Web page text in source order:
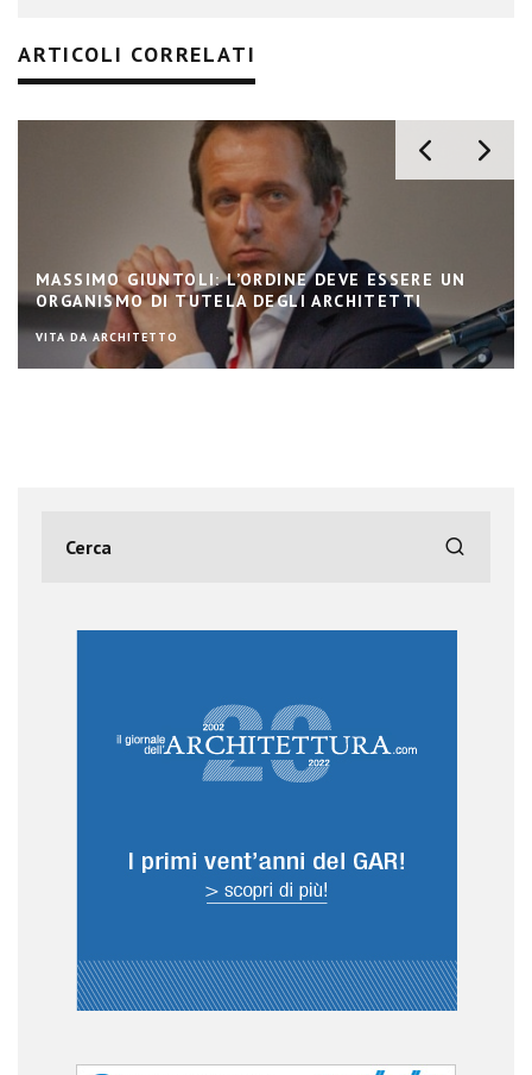
ARTICOLI CORRELATI
MASSIMO GIUNTOLI: L’ORDINE DEVE ESSERE UN
ORGANISMO DI TUTELA DEGLI ARCHITETTI
VITA DA ARCHITETTO